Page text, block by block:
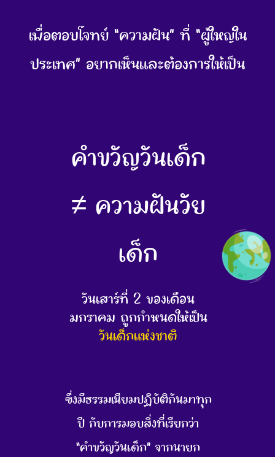
เพื่อตอบโจทย์ “ความฝัน” ที่ “ผู้ใหญ่ใน
ประเทศ” อยากเห็นและต้องการให้เป็น
คำขวัญวันเด็ก
≠ ความฝันวัย
เด็ก
วันเสาร์ที่ 2 ของเดือน
มกราคม ถูกกำหนดให้เป็น
วันเด็กแห่งชาติ
ซึ่งมีธรรมเนียมปฏิบัติกันมาทุก
ปี กับการมอบสิ่งที่เรียกว่า
“คำขวัญวันเด็ก” จากนายก